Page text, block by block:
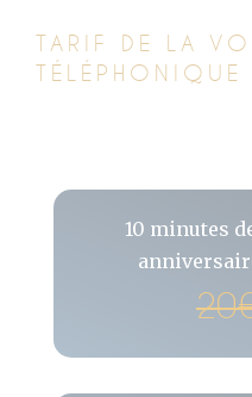
TARIF DE LA
TÉLÉPHONIQUE
10 minutes